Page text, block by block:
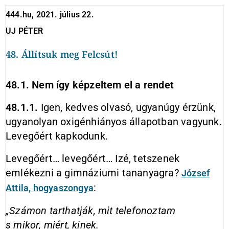
444.hu, 2021. július 22.
UJ PÉTER
48. Állítsuk meg Felcsút!
48.1. Nem így képzeltem el a rendet
48.1.1. Igen, kedves olvasó, ugyanúgy érzünk,
ugyanolyan oxigénhiányos állapotban vagyunk.
Levegőért kapkodunk.
Levegőért… levegőért… Izé, tetszenek
emlékezni a gimnáziumi tananyagra?József
Attila, hogyaszongya:
„Számon tarthatják, mit telefonoztam
s mikor, miért, kinek.